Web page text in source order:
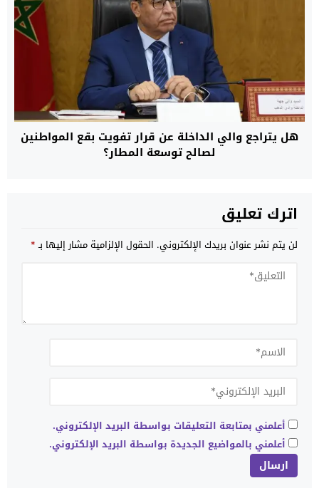
هل يتراجع والي الداخلة عن قرار تفويت بقع المواطنين
لصالح توسعة المطار؟
اترك تعليق
لن يتم نشر عنوان بريدك الإلكتروني. الحقول الإلزامية مشار إليها بـ*
أعلمني بمتابعة التعليقات بواسطة البريد الإلكتروني.
أعلمني بالمواضيع الجديدة بواسطة البريد الإلكتروني.